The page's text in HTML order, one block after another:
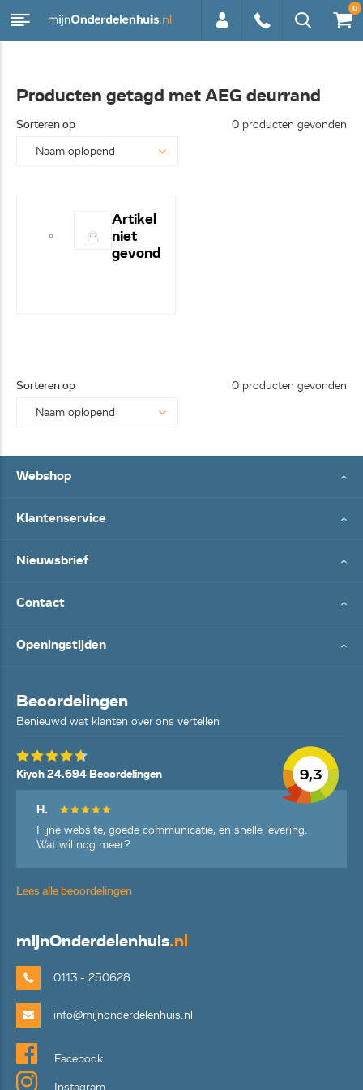
250628
0
Producten getagd met AEG deurrand
Sorteren op 0 producten gevonden
Artikel
niet
gevond
Sorteren op 0 producten gevonden
Webshop
Klantenservice
Nieuwsbrief
Contact
Openingstijden
Beoordelingen
Benieuwd wat klanten over ons vertellen
9,3
Kiyoh 24.694 Beoordelingen
H.
Fijne website, goede communicatie, en snelle levering.
Wat wil nog meer?
Lees alle beoordelingen
mijnOnderdelenhuis.nl
0113 - 250628
info@mijnonderdelenhuis.nl
Facebook